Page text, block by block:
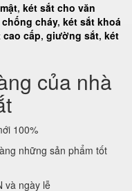
, két sắt cho văn
cháy, két sắt khoá
cao cấp, giường sắt, két
của nhà
100%
những sản phẩm tốt
và ngày lễ